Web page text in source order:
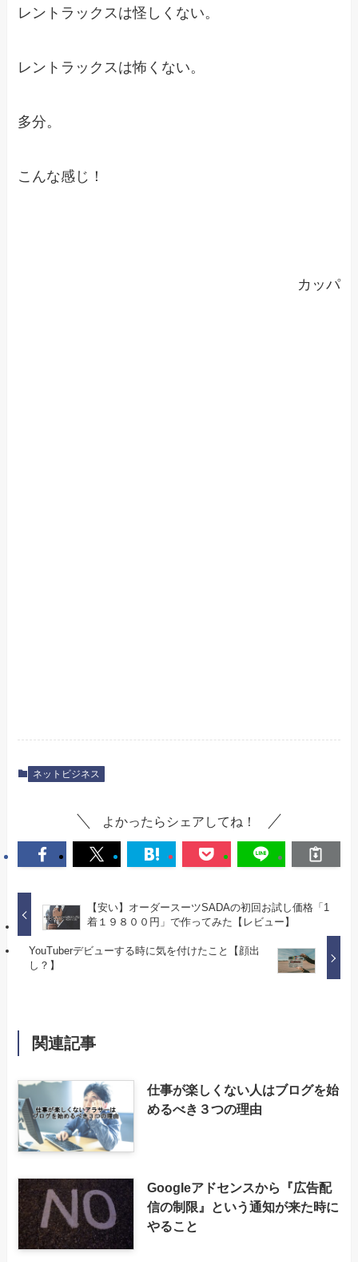
レントラックスは怪しくない。
レントラックスは怖くない。
多分。
こんな感じ！
カッパ
ネットビジネス
よかったらシェアしてね！
【安い】オーダースーツSADAの初回お試し価格「1
着１９８００円」で作ってみた【レビュー】
YouTuberデビューする時に気を付けたこと【顔出
し？】
関連記事
仕事が楽しくない人はブログを始
めるべき３つの理由
Googleアドセンスから『広告配
信の制限』という通知が来た時に
やること